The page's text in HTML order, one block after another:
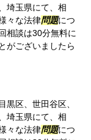
埼玉県にて、相
々な法律問題につ
相談は30分無料に
がございましたら
黒区、世田谷区、
埼玉県にて、相
々な法律問題につ